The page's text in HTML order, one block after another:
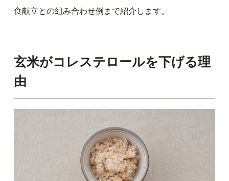
食献立との組み合わせ例まで紹介します。
玄米がコレステロールを下げる理
由